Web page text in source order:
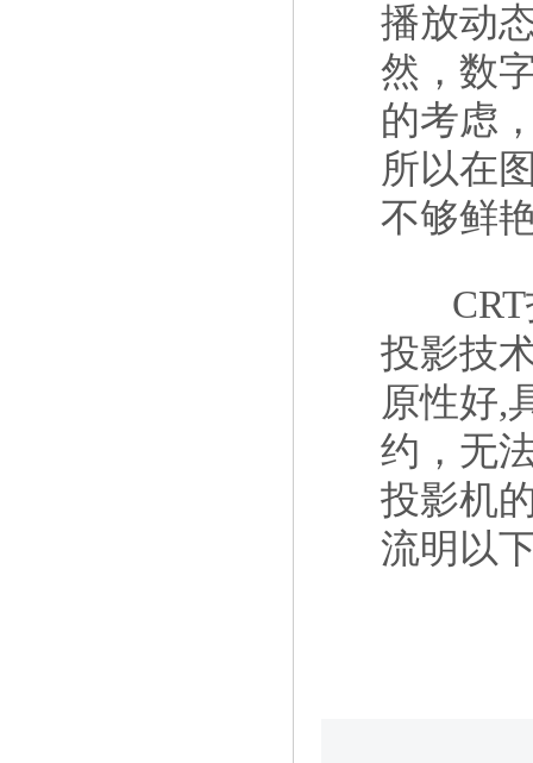
播放动
然，数
的考虑
所以在
不够鲜
CRT
投影技
原性好,
约，无
投影机
流明以